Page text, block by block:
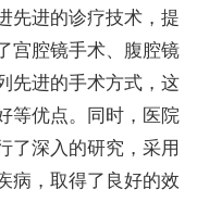
先进的诊疗技术，提
宫腔镜手术、腹腔镜
先进的手术方式，这
等优点。同时，医院
了深入的研究，采用
病，取得了良好的效